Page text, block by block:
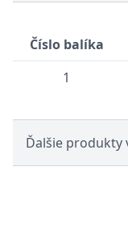
Číslo balíka
1
Ďalšie produkty